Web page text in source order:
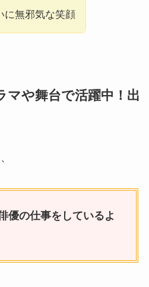
に無邪気な笑顔
マや舞台で活躍中！出
優の仕事をしているよ